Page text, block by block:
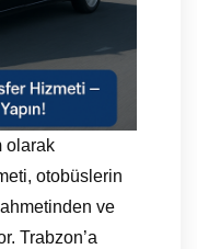
olarak
otobüslerin
ve
Trabzon’a